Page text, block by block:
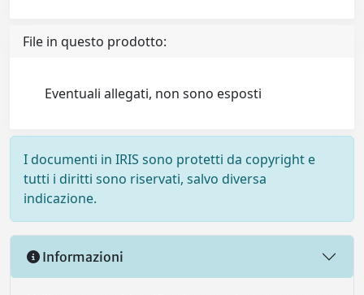
File in questo prodotto:
Eventuali allegati, non sono esposti
I documenti in IRIS sono protetti da copyright e
tutti i diritti sono riservati, salvo diversa
indicazione.
Informazioni